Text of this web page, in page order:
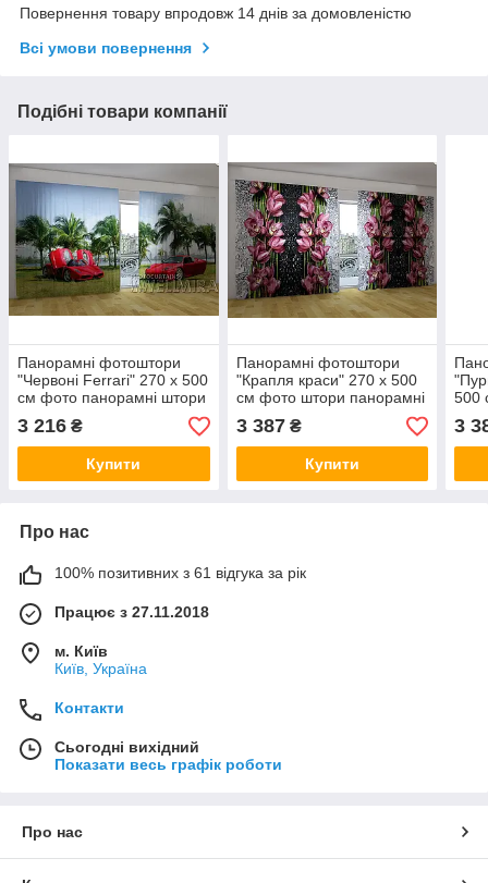
Повернення товару впродовж 14 днів за домовленістю
Всі умови повернення
Подібні товари компанії
Панорамні фотоштори
"Червоні Ferrari" 270 х 500
см фото панорамні штори
VE
3 216 ₴
Купити
Панорамні фотоштори
"Крапля краси" 270 х 500
см фото штори панорамні
штори VE
3 387₴
Купити
500
3
Про нас
100% позитивних з 61 відгука за рік
Працює з 27.11.2018
м. Київ
Київ, Україна
Контакти
Сьогодні вихідний
Показати весь графік роботи
Про нас